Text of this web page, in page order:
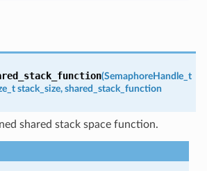
(SemaphoreHandle_t
stack_size, shared_stack_function
shared stack space function.